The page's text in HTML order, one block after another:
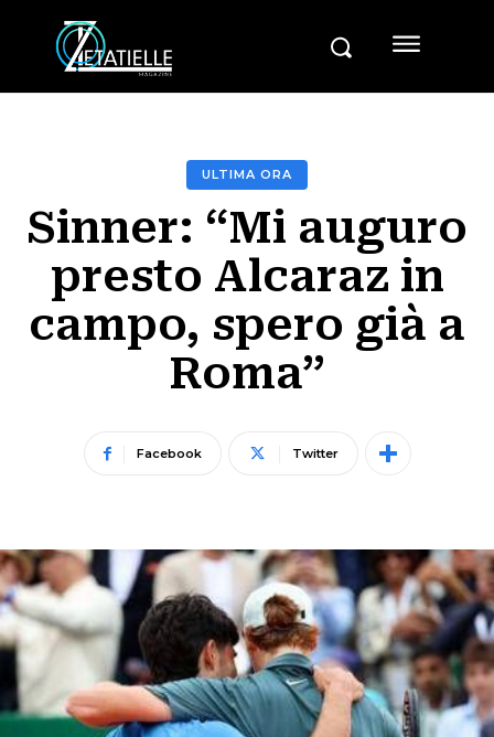
ULTIMA ORA
Sinner: “Mi auguro
presto Alcaraz in
campo, spero già a
Roma”
Facebook Twitter